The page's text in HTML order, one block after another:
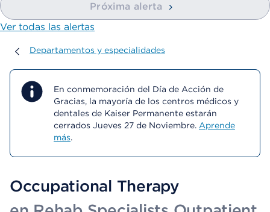
Próxima alerta
Ver todas las alertas
Departamentos y especialidades
Departamentos y especialidades
En conmemoración del Día de Acción de
Gracias, la mayoría de los centros médicos y
dentales de Kaiser Permanente estarán
cerrados Jueves 27 de Noviembre. Aprende
más.
Occupational Therapy